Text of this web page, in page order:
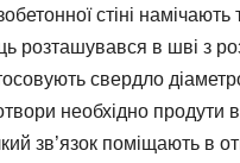
стіні
розташувався в шві з
свердло
необхідно продути
зв’язок поміщають в